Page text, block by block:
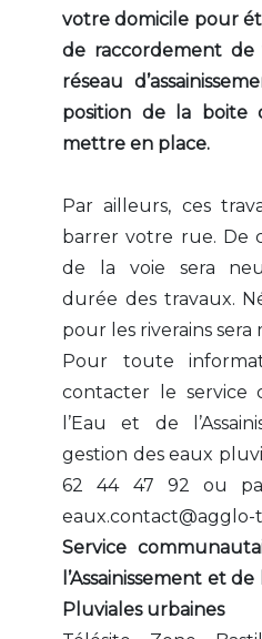
votre domicile pour
de raccordement
réseau
position de la boite
mettre en place.
Par ailleurs, ces
barrer votre rue. De
de la voie sera
durée des travaux.
pour les riverains sera
Pour toute
contacter le service
l’Eau et de
gestion des eaux
62 44 47 92 ou
Service
l’Assainissement et
Pluviales urbaines